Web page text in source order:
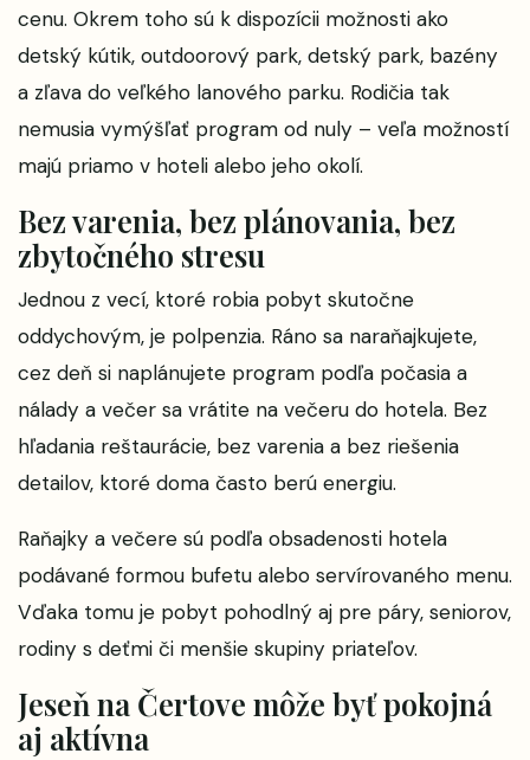
cenu. Okrem toho sú k dispozícii možnosti ako
detský kútik, outdoorový park, detský park, bazény
a zľava do veľkého lanového parku. Rodičia tak
nemusia vymýšľať program od nuly – veľa možností
majú priamo v hoteli alebo jeho okolí.
Bez varenia, bez plánovania, bez
zbytočného stresu
Jednou z vecí, ktoré robia pobyt skutočne
oddychovým, je polpenzia. Ráno sa naraňajkujete,
cez deň si naplánujete program podľa počasia a
nálady a večer sa vrátite na večeru do hotela. Bez
hľadania reštaurácie, bez varenia a bez riešenia
detailov, ktoré doma často berú energiu.
Raňajky a večere sú podľa obsadenosti hotela
podávané formou bufetu alebo servírovaného menu.
Vďaka tomu je pobyt pohodlný aj pre páry, seniorov,
rodiny s deťmi či menšie skupiny priateľov.
Jeseň na Čertove môže byť pokojná
aj aktívna